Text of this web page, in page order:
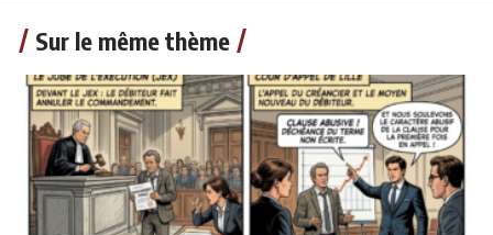
Sur le même thème